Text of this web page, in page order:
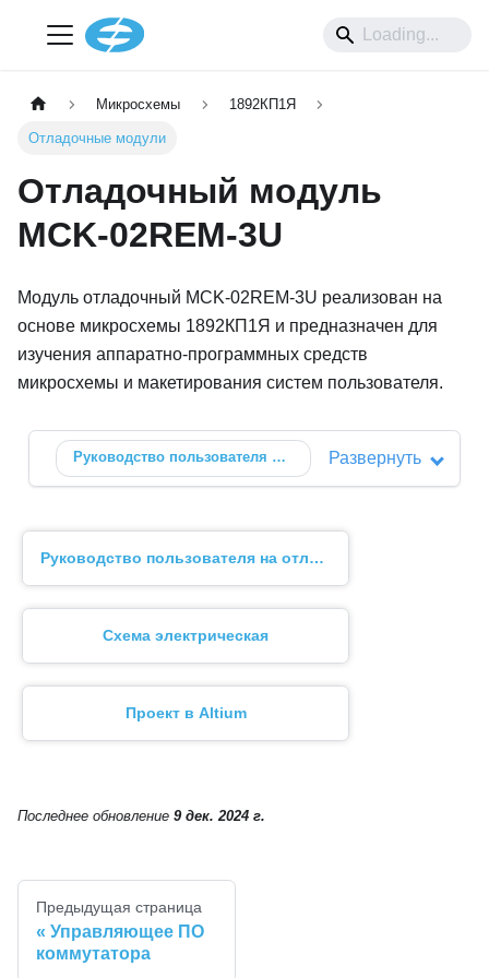
Микросхемы 1892КП1Я
Отладочные модули
Отладочный модуль
MCK-02REM-3U
Модуль отладочный MCK-02REM-3U реализован на
основе микросхемы 1892КП1Я и предназначен для
изучения аппаратно-программных средств
микросхемы и макетирования систем пользователя.
Руководство пользователя
MCK-02REM-3U🗗
Развернуть
Руководство пользователя на отладочный модуль
Схема электрическая
Проект в Altium
Последнее обновление 9 дек. 2024 г.
Предыдущая страница
Управляющее ПО
коммутатора